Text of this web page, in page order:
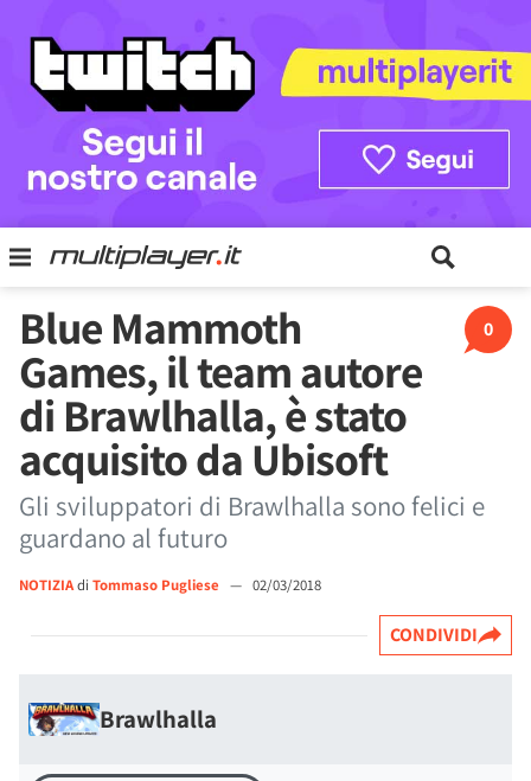
0
Blue Mammoth
Games, il team autore
di Brawlhalla, è stato
acquisito da Ubisoft
Gli sviluppatori di Brawlhalla sono felici e
guardano al futuro
NOTIZIAdi Tommaso Pugliese — 02/03/2018
CONDIVIDI
Brawlhalla